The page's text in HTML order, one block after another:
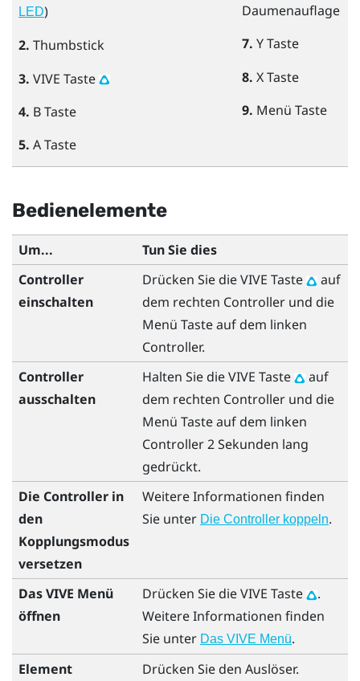
LED)
2. Thumbstick
3. VIVE Taste
4. BTaste
5. ATaste
Daumenauflage
7. YTaste
8. XTaste
9. Menü Taste
Bedienelemente
Um...
Tun Sie dies
Controller
einschalten
Drücken Sie dieVIVE Taste
auf
dem rechten Controller und die
Menü Taste auf dem linken
Controller.
Controller
ausschalten
Halten Sie dieVIVE Taste
auf
dem rechten Controller und die
Menü Taste auf dem linken
Controller 2 Sekunden lang
gedrückt.
Die Controller in
den
Kopplungsmodus
versetzen
Weitere Informationen finden
Sie unter Die Controller koppeln.
Das VIVE Menü
öffnen
Drücken Sie dieVIVE Taste
.
Weitere Informationen finden
Sie unter Das VIVE Menü.
Element
Drücken Sie den Auslöser.